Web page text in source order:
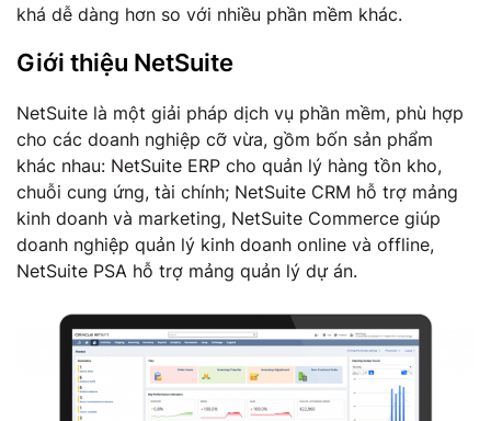
khá dễ dàng hơn so với nhiều phần mềm khác.
Giới thiệu NetSuite
NetSuite là một giải pháp dịch vụ phần mềm, phù hợp
cho các doanh nghiệp cỡ vừa, gồm bốn sản phẩm
khác nhau: NetSuite ERP cho quản lý hàng tồn kho,
chuỗi cung ứng, tài chính; NetSuite CRM hỗ trợ mảng
kinh doanh và marketing, NetSuite Commerce giúp
doanh nghiệp quản lý kinh doanh online và offline,
NetSuite PSA hỗ trợ mảng quản lý dự án.